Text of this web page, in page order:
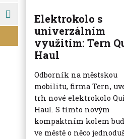
Elektrokolo s
univerzálním
využitím: Tern
Haul
Odborník na městskou
mobilitu, firma Tern,
trh nové elektrokolo
Haul. S tímto novým
kompaktním kolem
ve městě o něco